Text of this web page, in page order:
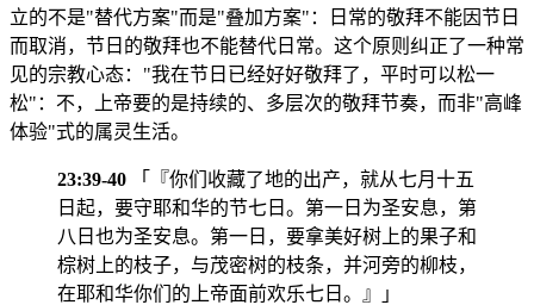
立的不是"替代方案"而是"叠加方案"：日常的敬拜不能因节日
而取消，节日的敬拜也不能替代日常。这个原则纠正了一种常
见的宗教心态："我在节日已经好好敬拜了，平时可以松一
松"：不，上帝要的是持续的、多层次的敬拜节奏，而非"高峰
体验"式的属灵生活。
23:39-40 「『你们收藏了地的出产，就从七月十五
日起，要守耶和华的节七日。第一日为圣安息，第
八日也为圣安息。第一日，要拿美好树上的果子和
棕树上的枝子，与茂密树的枝条，并河旁的柳枝，
在耶和华你们的上帝面前欢乐七日。』」